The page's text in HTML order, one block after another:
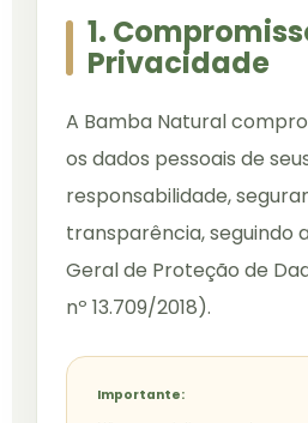
1.
Privacidade
A Bamba Natural
os dados pessoais de
responsabilidade,
transparência, seguindo
Geral de Proteção de
nº 13.709/2018).
Importante: